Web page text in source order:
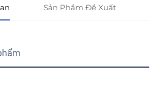
Sản Phẩm Đề Xuất